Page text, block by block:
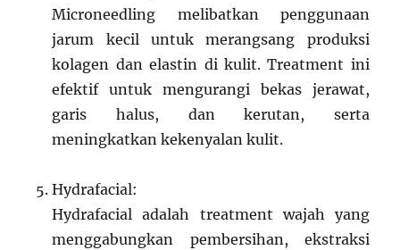
Microneedling melibatkan penggunaan
jarum kecil untuk merangsang produksi
kolagen dan elastin di kulit. Treatment ini
efektif untuk mengurangi bekas jerawat,
garis halus, dan kerutan, serta
meningkatkan kekenyalan kulit.
Hydrafacial:
Hydrafacial adalah treatment wajah yang
menggabungkan pembersihan, ekstraksi